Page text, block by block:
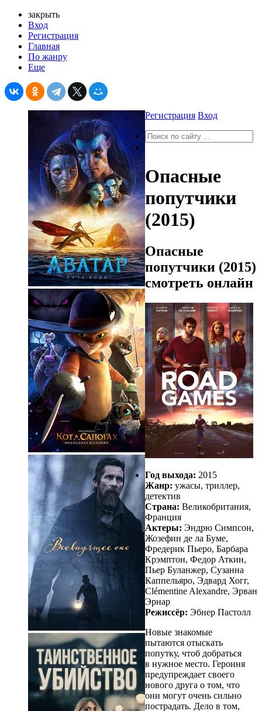
закрыть
Вход
Регистрация
Главная
По жанру
Еще
Регистрация Вход
Опасные
попутчики
(2015)
Опасные
попутчики (2015)
смотреть онлайн
Год выхода: 2015
Жанр: ужасы, триллер,
детектив
Страна: Великобритания,
Франция
Актеры: Эндрю Симпсон,
Жозефин де ла Буме,
Фредерик Пьеро, Барбара
Крэмптон, Федор Аткин,
Пьер Буланжер, Сузанна
Каппельяро, Эдвард Хогг,
Clémentine Alexandre, Эрван
Эрнар
Режиссёр: Эбнер Пастолл
Новые знакомые
пытаются отыскать
попутку, чтоб добраться
в нужное место. Героиня
предупреждает своего
нового друга о том, что
они могут очень сильно
пострадать. Дело в том,